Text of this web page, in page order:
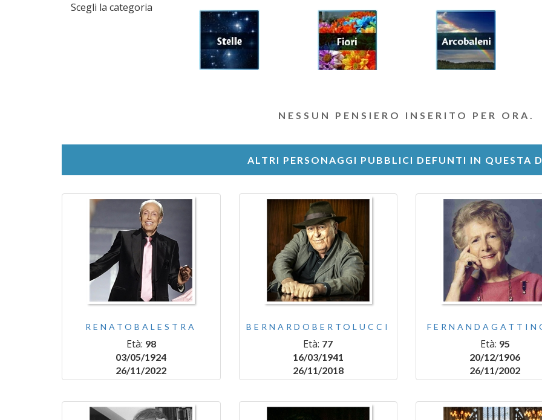
Scegli la categoria
NESSUN PENSIERO INSERITO PER ORA.
ALTRI PERSONAGGI PUBBLICI DEFUNTI IN QUESTA
RENATOBALESTRA
Età: 98
03/05/1924
26/11/2022
BERNARDOBERTOLUCCI
Età: 77
16/03/1941
26/11/2018
Età: 95
20/12/1906
26/11/2002